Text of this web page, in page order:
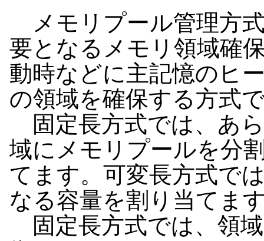
メモリプール管理方
要となるメモリ領域確
動時などに主記憶のヒ
の領域を確保する方式
固定長方式では、あ
域にメモリプールを分
てます。可変長方式で
なる容量を割り当てま
固定長方式では、領